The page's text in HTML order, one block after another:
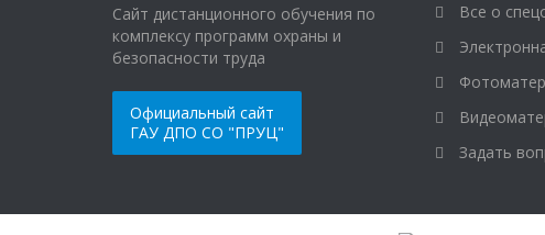
Сайт дистанционного обучения по
комплексу программ охраны и
безопасности труда
Официальный сайт
ГАУ ДПО СО "ПРУЦ"
Все о
Задать